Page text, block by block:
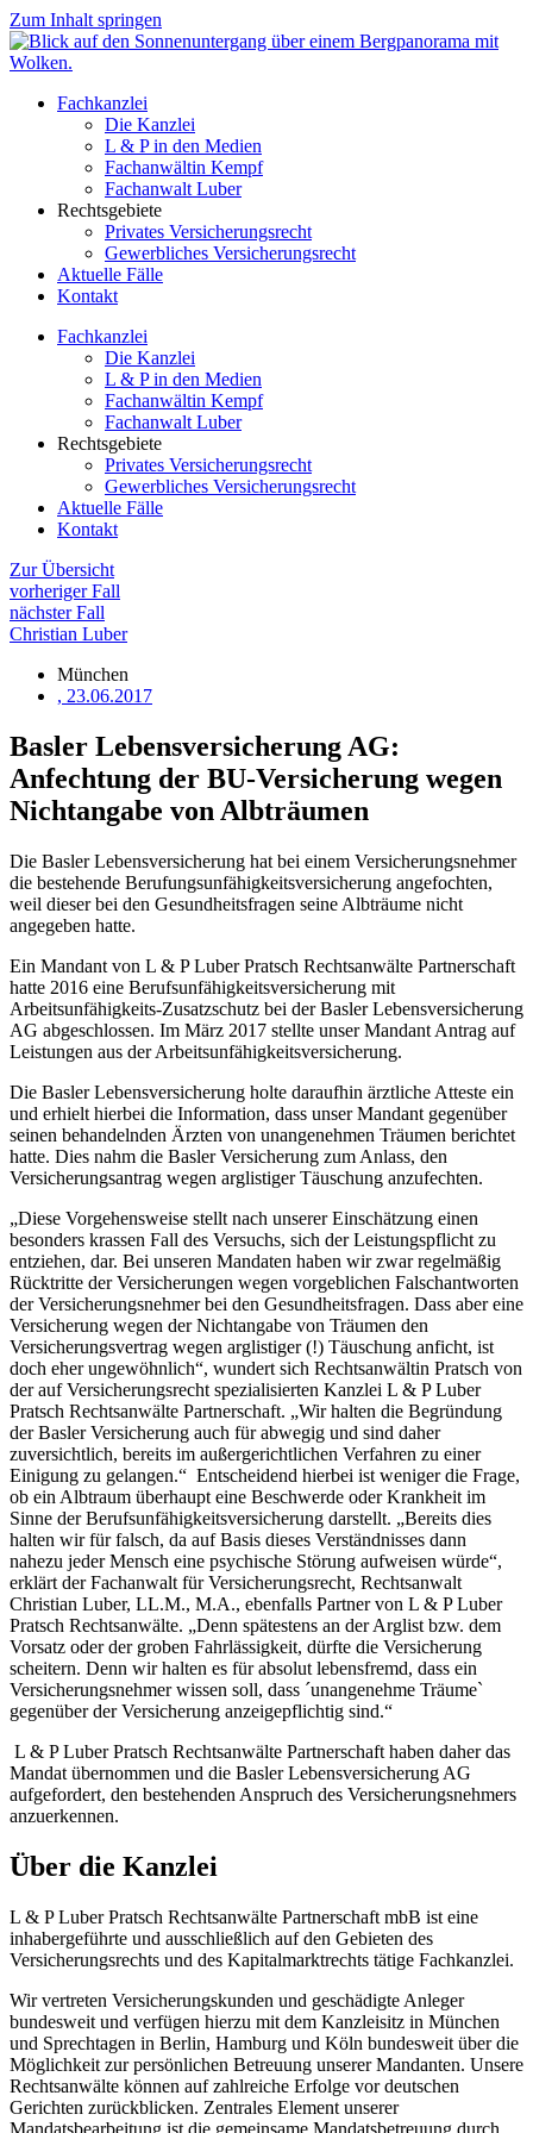
Zum Inhalt springen
Fachkanzlei
Die Kanzlei
L & P in den Medien
Fachanwältin Kempf
Fachanwalt Luber
Rechtsgebiete
Privates Versicherungsrecht
Gewerbliches Versicherungsrecht
Aktuelle Fälle
Kontakt
Fachkanzlei
Die Kanzlei
L & P in den Medien
Fachanwältin Kempf
Fachanwalt Luber
Rechtsgebiete
Privates Versicherungsrecht
Gewerbliches Versicherungsrecht
Aktuelle Fälle
Kontakt
Zur Übersicht
vorheriger Fall
nächster Fall
Christian Luber
München
, 23.06.2017
Basler Lebensversicherung AG:
Anfechtung der BU-Versicherung wegen
Nichtangabe von Albträumen
Die Basler Lebensversicherung hat bei einem Versicherungsnehmer
die bestehende Berufungsunfähigkeitsversicherung angefochten,
weil dieser bei den Gesundheitsfragen seine Albträume nicht
angegeben hatte.
Ein Mandant von L & P Luber Pratsch Rechtsanwälte Partnerschaft
hatte 2016 eine Berufsunfähigkeitsversicherung mit
Arbeitsunfähigkeits-Zusatzschutz bei der Basler Lebensversicherung
AG abgeschlossen. Im März 2017 stellte unser Mandant Antrag auf
Leistungen aus der Arbeitsunfähigkeitsversicherung.
Die Basler Lebensversicherung holte daraufhin ärztliche Atteste ein
und erhielt hierbei die Information, dass unser Mandant gegenüber
seinen behandelnden Ärzten von unangenehmen Träumen berichtet
hatte. Dies nahm die Basler Versicherung zum Anlass, den
Versicherungsantrag wegen arglistiger Täuschung anzufechten.
„Diese Vorgehensweise stellt nach unserer Einschätzung einen
besonders krassen Fall des Versuchs, sich der Leistungspflicht zu
entziehen, dar. Bei unseren Mandaten haben wir zwar regelmäßig
Rücktritte der Versicherungen wegen vorgeblichen Falschantworten
der Versicherungsnehmer bei den Gesundheitsfragen. Dass aber eine
Versicherung wegen der Nichtangabe von Träumen den
Versicherungsvertrag wegen arglistiger (!) Täuschung anficht, ist
doch eher ungewöhnlich“, wundert sich Rechtsanwältin Pratsch von
der auf Versicherungsrecht spezialisierten Kanzlei L & P Luber
Pratsch Rechtsanwälte Partnerschaft. „Wir halten die Begründung
der Basler Versicherung auch für abwegig und sind daher
zuversichtlich, bereits im außergerichtlichen Verfahren zu einer
Einigung zu gelangen.“ Entscheidend hierbei ist weniger die Frage,
ob ein Albtraum überhaupt eine Beschwerde oder Krankheit im
Sinne der Berufsunfähigkeitsversicherung darstellt. „Bereits dies
halten wir für falsch, da auf Basis dieses Verständnisses dann
nahezu jeder Mensch eine psychische Störung aufweisen würde“,
erklärt der Fachanwalt für Versicherungsrecht, Rechtsanwalt
Christian Luber, LL.M., M.A., ebenfalls Partner von L & P Luber
Pratsch Rechtsanwälte. „Denn spätestens an der Arglist bzw. dem
Vorsatz oder der groben Fahrlässigkeit, dürfte die Versicherung
scheitern. Denn wir halten es für absolut lebensfremd, dass ein
Versicherungsnehmer wissen soll, dass ´unangenehme Träume`
gegenüber der Versicherung anzeigepflichtig sind.“
L & P Luber Pratsch Rechtsanwälte Partnerschaft haben daher das
Mandat übernommen und die Basler Lebensversicherung AG
aufgefordert, den bestehenden Anspruch des Versicherungsnehmers
anzuerkennen.
Über die Kanzlei
L & P Luber Pratsch Rechtsanwälte Partnerschaft mbB ist eine
inhabergeführte und ausschließlich auf den Gebieten des
Versicherungsrechts und des Kapitalmarktrechts tätige Fachkanzlei.
Wir vertreten Versicherungskunden und geschädigte Anleger
bundesweit und verfügen hierzu mit dem Kanzleisitz in München
und Sprechtagen in Berlin, Hamburg und Köln bundesweit über die
Möglichkeit zur persönlichen Betreuung unserer Mandanten. Unsere
Rechtsanwälte können auf zahlreiche Erfolge vor deutschen
Gerichten zurückblicken. Zentrales Element unserer
Mandatsbearbeitung ist die gemeinsame Mandatsbetreuung durch